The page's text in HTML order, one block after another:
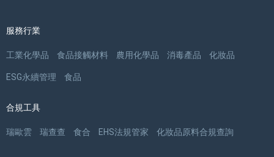
服務行業
工業化學品 食品接觸材料 農用化學品 消毒產品 化妝品
ESG永續管理 食品
合規工具
瑞歐雲 瑞查查 食合 EHS法規管家 化妝品原料合規查詢